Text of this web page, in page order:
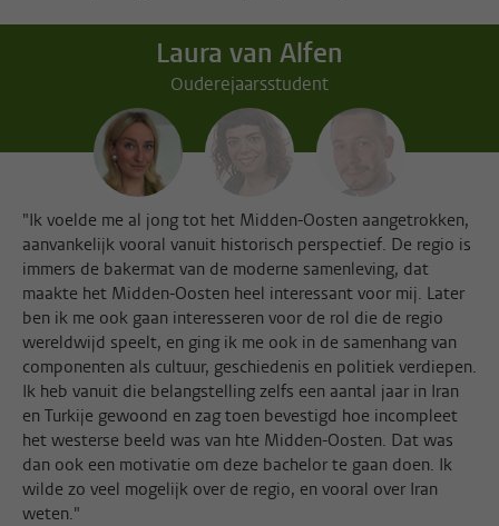
Laura van Alfen
Ouderejaarsstudent
"Ik voelde me al jong tot het Midden-Oosten aangetrokken,
aanvankelijk vooral vanuit historisch perspectief. De regio is
immers de bakermat van de moderne samenleving, dat
maakte het Midden-Oosten heel interessant voor mij. Later
ben ik me ook gaan interesseren voor de rol die de regio
wereldwijd speelt, en ging ik me ook in de samenhang van
componenten als cultuur, geschiedenis en politiek verdiepen.
Ik heb vanuit die belangstelling zelfs een aantal jaar in Iran
en Turkije gewoond en zag toen bevestigd hoe incompleet
het westerse beeld was van hte Midden-Oosten. Dat was
dan ook een motivatie om deze bachelor te gaan doen. Ik
wilde zo veel mogelijk over de regio, en vooral over Iran
weten."